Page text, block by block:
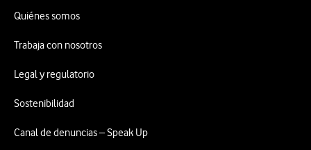
Quiénes somos
Trabaja con nosotros
Legal y regulatorio
Sostenibilidad
Canal de denuncias – Speak Up